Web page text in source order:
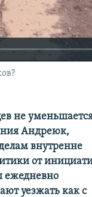
не
Андреюк,
внутренне
от
ежедневно
уезжать как с